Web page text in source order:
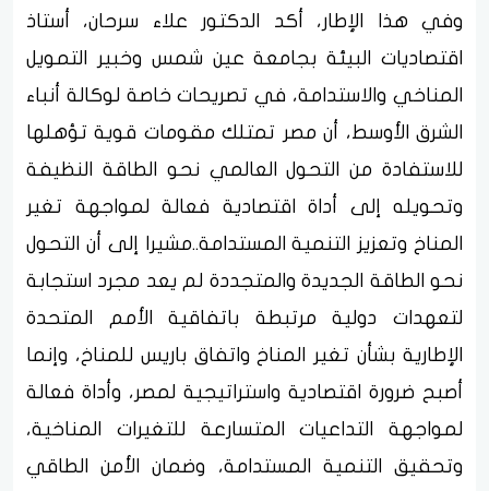
وفي هذا الإطار، أكد الدكتور علاء سرحان، أستاذ
اقتصاديات البيئة بجامعة عين شمس وخبير التمويل
المناخي والاستدامة، في تصريحات خاصة لوكالة أنباء
الشرق الأوسط، أن مصر تمتلك مقومات قوية تؤهلها
للاستفادة من التحول العالمي نحو الطاقة النظيفة
وتحويله إلى أداة اقتصادية فعالة لمواجهة تغير
المناخ وتعزيز التنمية المستدامة..مشيرا إلى أن التحول
نحو الطاقة الجديدة والمتجددة لم يعد مجرد استجابة
لتعهدات دولية مرتبطة باتفاقية الأمم المتحدة
الإطارية بشأن تغير المناخ واتفاق باريس للمناخ، وإنما
أصبح ضرورة اقتصادية واستراتيجية لمصر، وأداة فعالة
لمواجهة التداعيات المتسارعة للتغيرات المناخية،
وتحقيق التنمية المستدامة، وضمان الأمن الطاقي